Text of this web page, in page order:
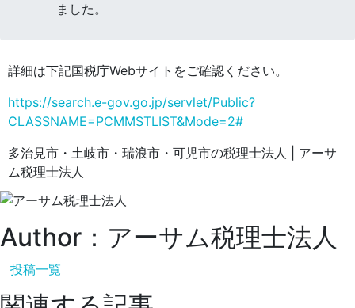
ました。
詳細は下記国税庁Webサイトをご確認ください。
https://search.e-gov.go.jp/servlet/Public?
CLASSNAME=PCMMSTLIST&Mode=2#
多治見市・土岐市・瑞浪市・可児市の税理士法人 | アーサ
ム税理士法人
Author：アーサム税理士法人
投稿一覧